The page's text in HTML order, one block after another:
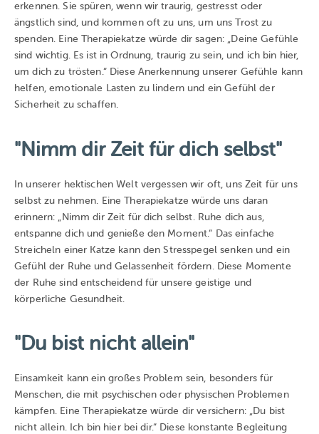
erkennen. Sie spüren, wenn wir traurig, gestresst oder
ängstlich sind, und kommen oft zu uns, um uns Trost zu
spenden. Eine Therapiekatze würde dir sagen: „Deine Gefühle
sind wichtig. Es ist in Ordnung, traurig zu sein, und ich bin hier,
um dich zu trösten.“ Diese Anerkennung unserer Gefühle kann
helfen, emotionale Lasten zu lindern und ein Gefühl der
Sicherheit zu schaffen.
"Nimm dir Zeit für dich selbst"
In unserer hektischen Welt vergessen wir oft, uns Zeit für uns
selbst zu nehmen. Eine Therapiekatze würde uns daran
erinnern: „Nimm dir Zeit für dich selbst. Ruhe dich aus,
entspanne dich und genieße den Moment.“ Das einfache
Streicheln einer Katze kann den Stresspegel senken und ein
Gefühl der Ruhe und Gelassenheit fördern. Diese Momente
der Ruhe sind entscheidend für unsere geistige und
körperliche Gesundheit.
"Du bist nicht allein"
Einsamkeit kann ein großes Problem sein, besonders für
Menschen, die mit psychischen oder physischen Problemen
kämpfen. Eine Therapiekatze würde dir versichern: „Du bist
nicht allein. Ich bin hier bei dir.“ Diese konstante Begleitung